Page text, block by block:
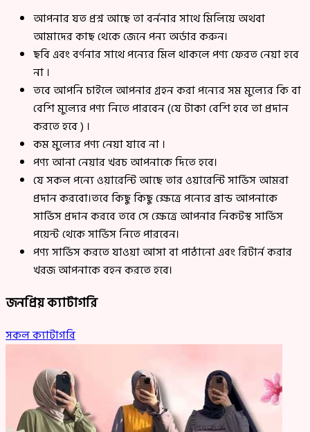
আপনার যত প্রশ্ন আছে তা বর্ননার সাথে মিলিয়ে অথবা
আমাদের কাছ থেকে জেনে পন্য অর্ডার করুন।
ছবি এবং বর্ণনার সাথে পন্যের মিল থাকলে পণ্য ফেরত নেয়া হবে
না ।
তবে আপনি চাইলে আপনার গ্রহন করা পন্যের সম মুল্যের কি বা
বেশি মুল্যের পণ্য নিতে পারবেন (যে টাকা বেশি হবে তা প্রদান
করতে হবে ) ।
কম মুল্যের পণ্য নেয়া যাবে না ।
পণ্য আনা নেয়ার খরচ আপনাকে দিতে হবে।
যে সকল পন্যে ওয়ারেন্টি আছে তার ওয়ারেন্টি সার্ভিস আমরা
প্রদান করবো।তবে কিছু কিছু ক্ষেত্রে পন্যের ব্রান্ড আপনাকে
সার্ভিস প্রদান করবে তবে সে ক্ষেত্রে আপনার নিকটস্থ সার্ভিস
পয়েন্ট থেকে সার্ভিস নিতে পারবেন।
পণ্য সার্ভিস করতে যাওয়া আসা বা পাঠানো এবং রিটার্ন করার
খরজ আপনাকে বহন করতে হবে।
জনপ্রিয় ক্যাটাগরি
সকল ক্যাটাগরি